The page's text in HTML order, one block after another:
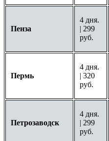
Пенза
4 дня.
| 299
руб.
Пермь
4 дня.
| 320
руб.
Петрозаводск
4 дня.
| 299
руб.